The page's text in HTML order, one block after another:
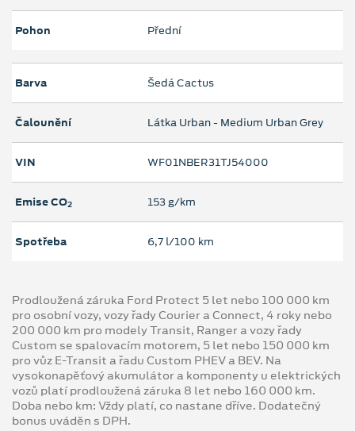
Pohon Přední
Barva Šedá Cactus
Čalounění Látka Urban - Medium Urban Grey
VIN WF01NBER31TJ54000
Emise CO2 153 g/km
Spotřeba 6,7 l/100 km
Prodloužená záruka Ford Protect 5 let nebo 100 000 km
pro osobní vozy, vozy řady Courier a Connect, 4 roky nebo
200 000 km pro modely Transit, Ranger a vozy řady
Custom se spalovacím motorem, 5 let nebo 150 000 km
pro vůz E-Transit a řadu Custom PHEV a BEV. Na
vysokonapěťový akumulátor a komponenty u elektrických
vozů platí prodloužená záruka 8 let nebo 160 000 km.
Doba nebo km: Vždy platí, co nastane dříve. Dodatečný
bonus uváděn s DPH.